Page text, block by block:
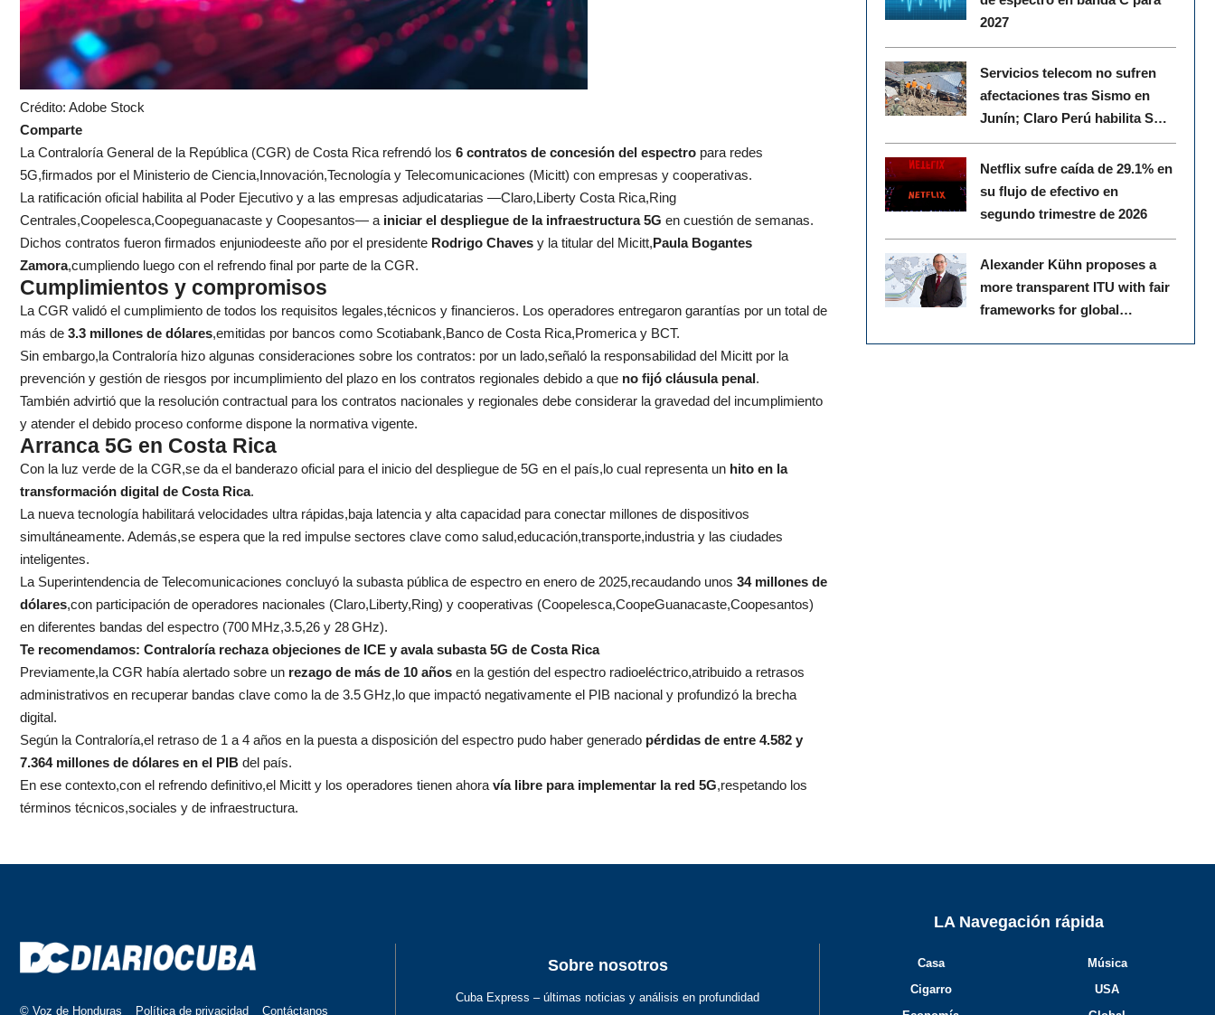
Crédito: Adobe Stock
Comparte
La Contraloría General de la República (CGR) de Costa Rica refrendó los 6 contratos de concesión del espectro para redes
5G,firmados por el Ministerio de Ciencia,Innovación,Tecnología y Telecomunicaciones (Micitt) con empresas y cooperativas.
La ratificación oficial habilita al Poder Ejecutivo y a las empresas adjudicatarias —Claro,Liberty Costa Rica,Ring
Centrales,Coopelesca,Coopeguanacaste y Coopesantos— a iniciar el despliegue de la infraestructura 5G en cuestión de semanas.
Dichos contratos fueron firmados enjuniodeeste año por el presidente Rodrigo Chaves y la titular del Micitt,Paula Bogantes
Zamora,cumpliendo luego con el refrendo final por parte de la CGR.
Cumplimientos y compromisos
La CGR validó el cumplimiento de todos los requisitos legales,técnicos y financieros. Los operadores entregaron garantías por un total de
más de 3.3 millones de dólares,emitidas por bancos como Scotiabank,Banco de Costa Rica,Promerica y BCT.
Sin embargo,la Contraloría hizo algunas consideraciones sobre los contratos: por un lado,señaló la responsabilidad del Micitt por la
prevención y gestión de riesgos por incumplimiento del plazo en los contratos regionales debido a que no fijó cláusula penal.
También advirtió que la resolución contractual para los contratos nacionales y regionales debe considerar la gravedad del incumplimiento
y atender el debido proceso conforme dispone la normativa vigente.
Arranca 5G en Costa Rica
Con la luz verde de la CGR,se da el banderazo oficial para el inicio del despliegue de 5G en el país,lo cual representa un hito en la
transformación digital de Costa Rica.
La nueva tecnología habilitará velocidades ultra rápidas,baja latencia y alta capacidad para conectar millones de dispositivos
simultáneamente. Además,se espera que la red impulse sectores clave como salud,educación,transporte,industria y las ciudades
inteligentes.
La Superintendencia de Telecomunicaciones concluyó la subasta pública de espectro en enero de 2025,recaudando unos 34 millones de
dólares,con participación de operadores nacionales (Claro,Liberty,Ring) y cooperativas (Coopelesca,CoopeGuanacaste,Coopesantos)
en diferentes bandas del espectro (700 MHz,3.5,26 y 28 GHz).
Te recomendamos: Contraloría rechaza objeciones de ICE y avala subasta 5G de Costa Rica
Previamente,la CGR había alertado sobre un rezago de más de 10 años en la gestión del espectro radioeléctrico,atribuido a retrasos
administrativos en recuperar bandas clave como la de 3.5 GHz,lo que impactó negativamente el PIB nacional y profundizó la brecha
digital.
Según la Contraloría,el retraso de 1 a 4 años en la puesta a disposición del espectro pudo haber generado pérdidas de entre 4.582 y
7.364 millones de dólares en el PIB del país.
En ese contexto,con el refrendo definitivo,el Micitt y los operadores tienen ahora vía libre para implementar la red 5G,respetando los
términos técnicos,sociales y de infraestructura.
2027
Servicios telecom no sufren
afectaciones tras Sismo en
Junín; Claro Perú habilita SMS
gratuitos
Netflix sufre caída de 29.1% en
su flujo de efectivo en
segundo trimestre de 2026
Alexander Kühn proposes a
more transparent ITU with fair
frameworks for global
© Voz de Honduras Política de privacidad Contáctanos
Sobre nosotros
Cuba Express – últimas noticias y análisis en profundidad
LA Navegación rápida
Casa
Música
Cigarro
USA